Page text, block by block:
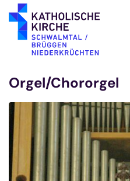
Zum Inhalt springen
Orgel/Chororgel